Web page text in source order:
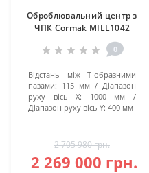
Оброблювальний центр з
ЧПК Cormak MILL1042
0
Відстань між Т-образними
пазами: 115 мм
Діапазон
руху вісь X:
1000 мм
Діапазон руху вісь Y: 400 мм
2 705 980 грн.
2 269 000 грн.